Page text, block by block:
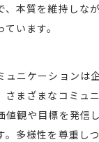
、本質を維持しな
います。
ュニケーションは
さまざまなコミュ
値観や目標を発信
。多様性を尊重し